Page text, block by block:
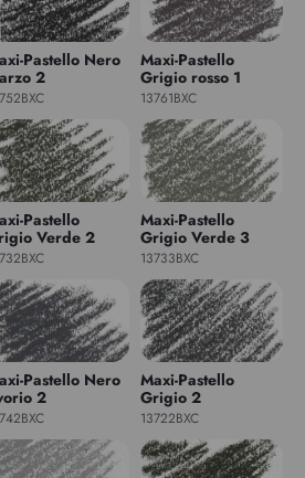
Pastello Nero
2
Maxi-Pastello
Grigio rosso 1
13761BXC
Pastello
Verde 2
Maxi-Pastello
Grigio Verde 3
13733BXC
Pastello Nero
2
Maxi-Pastello
Grigio 2
13722BXC